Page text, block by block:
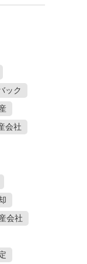
ック
会社
会社